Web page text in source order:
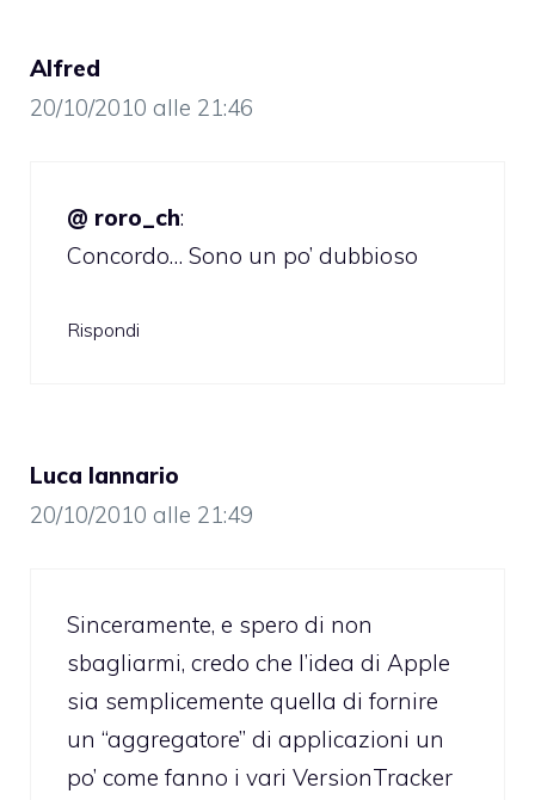
Alfred
20/10/2010 alle 21:46
@ roro_ch:
Concordo… Sono un po’ dubbioso
Rispondi
Luca Iannario
20/10/2010 alle 21:49
Sinceramente, e spero di non
sbagliarmi, credo che l’idea di Apple
sia semplicemente quella di fornire
un “aggregatore” di applicazioni un
po’ come fanno i vari VersionTracker